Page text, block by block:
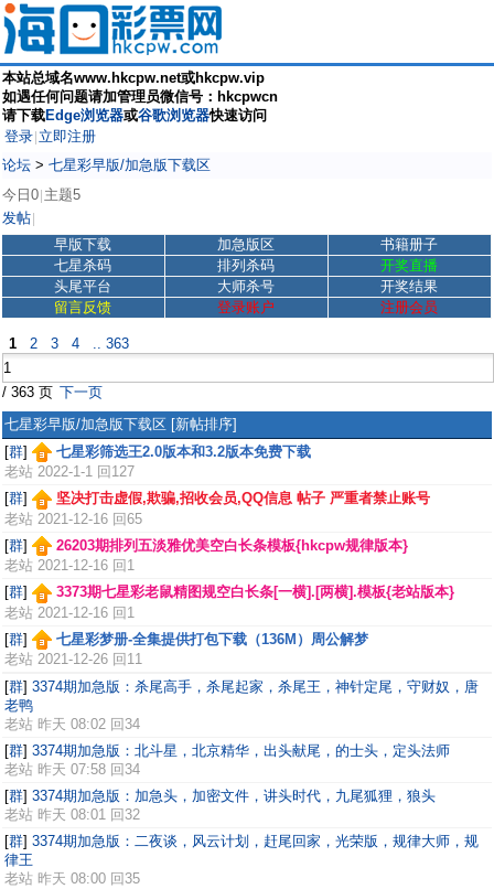
本站总域名www.hkcpw.net或hkcpw.vip
如遇任何问题请加管理员微信号：hkcpwcn
请下载Edge浏览器或谷歌浏览器快速访问
登录 立即注册
论坛 > 七星彩早版/加急版下载区
今日0 主题5
发帖
早版下载 加急版区
书籍册子
七星杀码
排列杀码
开奖直播
头尾平台
大师杀号
开奖结果
留言反馈
登录账户 注册会员
1 2 3 4 .. 363
/ 363 页 下一页
七星彩早版/加急版下载区 [新帖排序]
[群]
七星彩筛选王2.0版本和3.2版本免费下载
老站 2022-1-1 回127
[群]
坚决打击虚假,欺骗,招收会员,QQ信息 帖子 严重者禁止账号
老站 2021-12-16 回65
[群]
26203期排列五淡雅优美空白长条模板{hkcpw规律版本}
老站 2021-12-16 回1
[群]
3373期七星彩老鼠精图规空白长条[一横].[两横].模板{老站版本}
老站 2021-12-16 回1
[群]
七星彩梦册-全集提供打包下载（136M）周公解梦
老站 2021-12-26 回11
[群] 3374期加急版：杀尾高手，杀尾起家，杀尾王，神针定尾，守财奴，唐
老鸭
老站 昨天 08:02 回34
[群] 3374期加急版：北斗星，北京精华，出头献尾，的士头，定头法师
老站 昨天 07:58 回34
[群] 3374期加急版：加急头，加密文件，讲头时代，九尾狐狸，狼头
老站 昨天 08:01 回32
[群] 3374期加急版：二夜谈，风云计划，赶尾回家，光荣版，规律大师，规
律王
老站 昨天 08:00 回35